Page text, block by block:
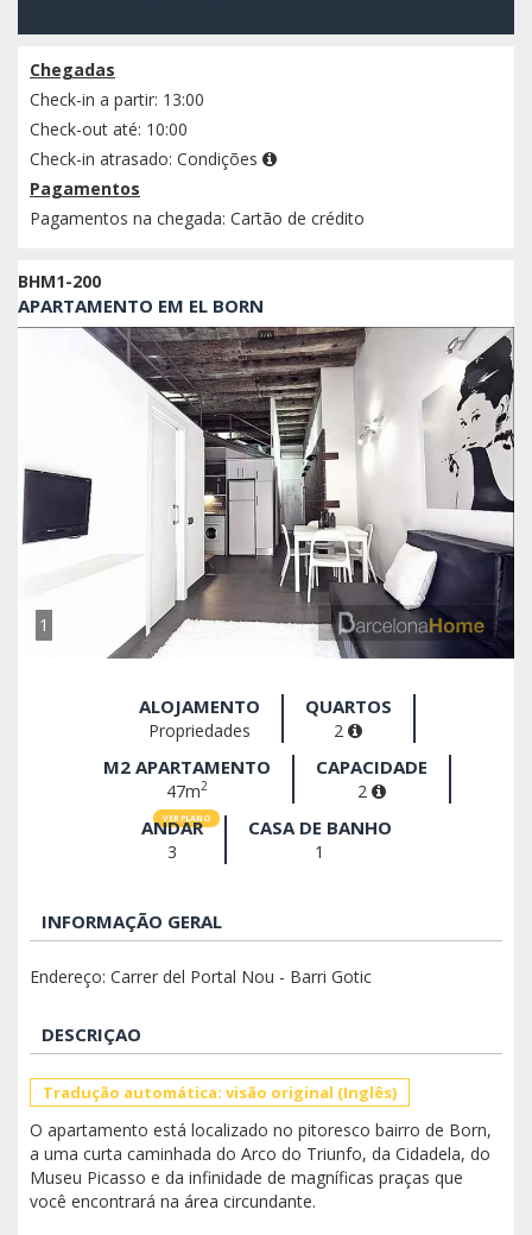
Chegadas
Check-in a partir: 13:00
Check-out até: 10:00
Check-in atrasado: Condições
Pagamentos
Pagamentos na chegada: Cartão de crédito
BHM1-200
APARTAMENTO EM EL BORN
1
ALOJAMENTO
Propriedades
QUARTOS
2
M2 APARTAMENTO
47m2
VER PLANO
CAPACIDADE
2
ANDAR
3
CASA DE BANHO
1
INFORMAÇÃO GERAL
Endereço: Carrer del Portal Nou - Barri Gotic
DESCRIÇAO
Tradução automática: visão original (Inglês)
O apartamento está localizado no pitoresco bairro de Born,
a uma curta caminhada do Arco do Triunfo, da Cidadela, do
Museu Picasso e da infinidade de magníficas praças que
você encontrará na área circundante.